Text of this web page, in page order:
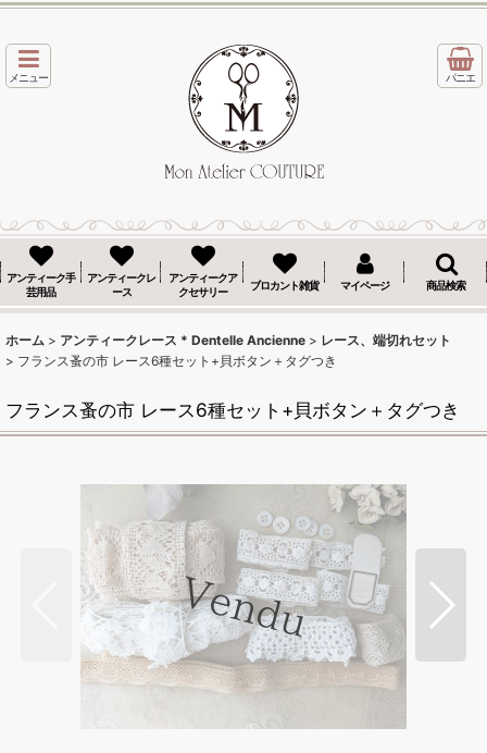
メニュー パニエ
アンティーク手
芸用品
アンティークレ
ース
アンティークア
クセサリー
ブロカント雑貨 マイページ 商品検索
ホーム > アンティークレース * Dentelle Ancienne > レース、端切れセット
> フランス蚤の市 レース6種セット+貝ボタン＋タグつき
フランス蚤の市 レース6種セット+貝ボタン＋タグつき